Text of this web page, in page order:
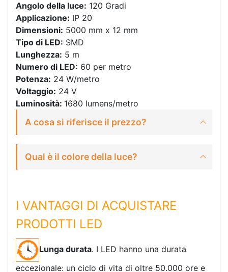
Angolo della luce: 120 Gradi
Applicazione: IP 20
Dimensioni: 5000 mm x 12 mm
Tipo di LED: SMD
Lunghezza: 5 m
Numero di LED: 60 per metro
Potenza: 24 W/metro
Voltaggio: 24 V
Luminosità: 1680 lumens/metro
A cosa si riferisce il prezzo?
Qual è il colore della luce?
I VANTAGGI DI ACQUISTARE
PRODOTTI LED
Lunga durata. I LED hanno una durata
eccezionale: un ciclo di vita di oltre 50.000 ore e